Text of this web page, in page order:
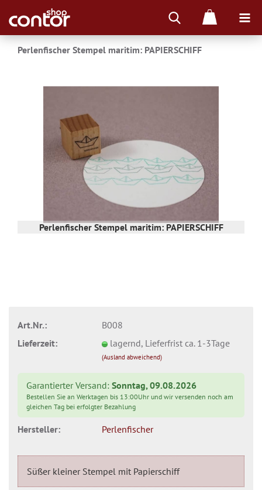
Perlenfischer Stempel maritim: PAPIERSCHIFF
Perlenfischer Stempel maritim: PAPIERSCHIFF
Art.Nr.:
B008
Lieferzeit:
lagernd, Lieferfrist ca. 1-3Tage
(Ausland abweichend)
Garantierter Versand: Sonntag, 09.08.2026
Bestellen Sie an Werktagen bis 13:00Uhr und wir versenden noch am
gleichen Tag bei erfolgter Bezahlung
Hersteller: Perlenfischer
Süßer kleiner Stempel mit Papierschiff